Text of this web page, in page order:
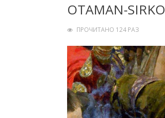
OTAMAN-SIRKO
ПРОЧИТАНО 124 РАЗ